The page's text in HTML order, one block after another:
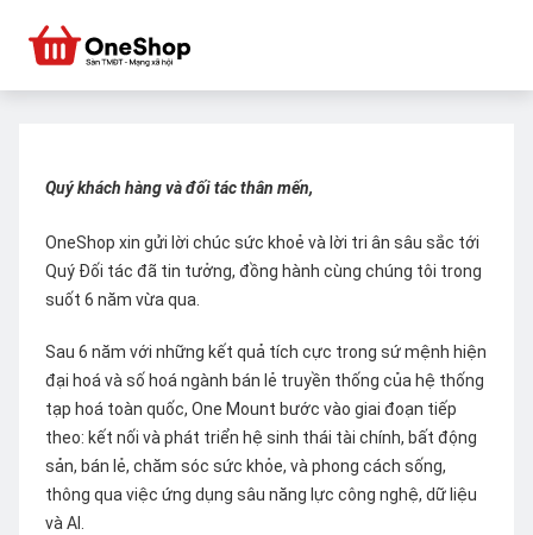
Quý khách hàng và đối tác thân mến,
OneShop xin gửi lời chúc sức khoẻ và lời tri ân sâu sắc tới
Quý Đối tác đã tin tưởng, đồng hành cùng chúng tôi trong
suốt 6 năm vừa qua.
Sau 6 năm với những kết quả tích cực trong sứ mệnh hiện
đại hoá và số hoá ngành bán lẻ truyền thống của hệ thống
tạp hoá toàn quốc, One Mount bước vào giai đoạn tiếp
theo: kết nối và phát triển hệ sinh thái tài chính, bất động
sản, bán lẻ, chăm sóc sức khỏe, và phong cách sống,
thông qua việc ứng dụng sâu năng lực công nghệ, dữ liệu
và AI.